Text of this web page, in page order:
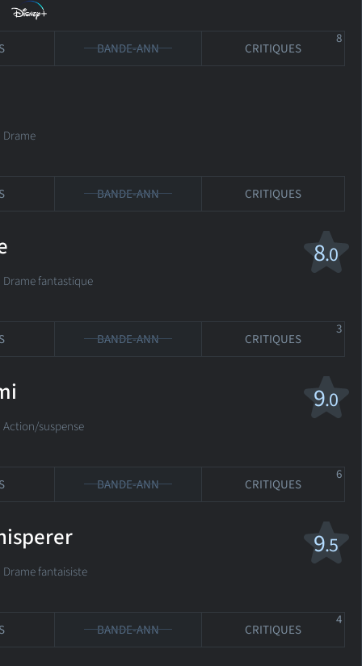
BANDE-ANN CRITIQUES
8
BANDE-ANN CRITIQUES
8.0
Drame fantastique
BANDE-ANN CRITIQUES
3
9.0
Action/suspense
BANDE-ANN CRITIQUES
6
9.5
fantaisiste
BANDE-ANN CRITIQUES
4